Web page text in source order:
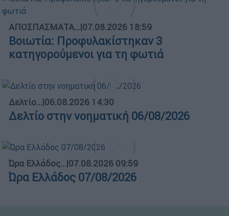
ΑΠΟΣΠΑΣΜΑΤΑ...|07.08.2026 18:59
Βοιωτία: Προφυλακίστηκαν 3
κατηγορούμενοι για τη φωτιά
Δελτίο...|06.08.2026 14:30
Δελτίο στην νοηματική 06/08/2026
Ώρα Ελλάδος...|07.08.2026 09:59
Ώρα Ελλάδος 07/08/2026